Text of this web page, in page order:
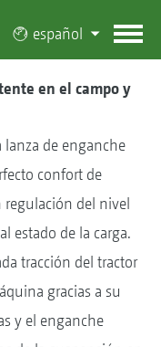
español
en el campo y
de enganche
confort de
regulación del nivel
estado de la carga.
tracción del tractor
gracias a su
y el enganche